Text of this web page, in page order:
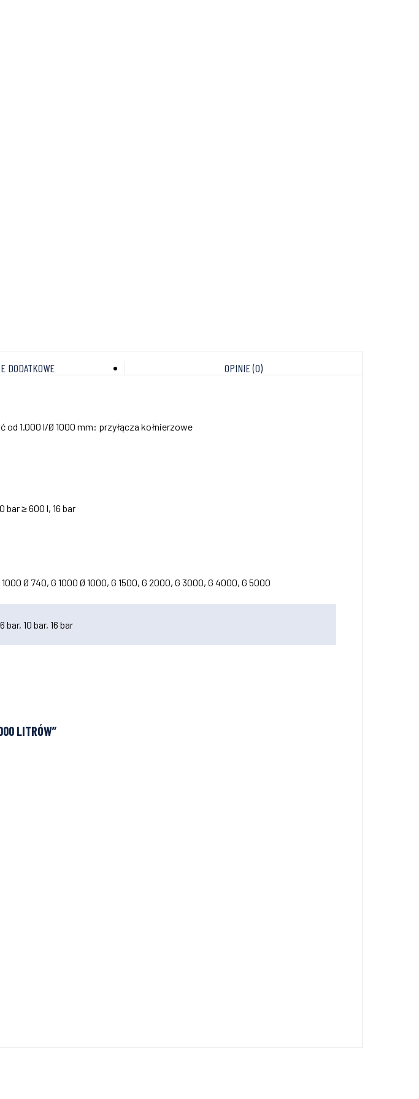
DODATKOWE OPINIE (0)
1.000 l/Ø 1000 mm: przyłącza kołnierzowe
bar ≥ 600 l, 16 bar
Ø 740, G 1000 Ø 1000, G 1500, G 2000, G 3000, G 4000, G 5000
6 bar, 10 bar, 16 bar
LITRÓW”